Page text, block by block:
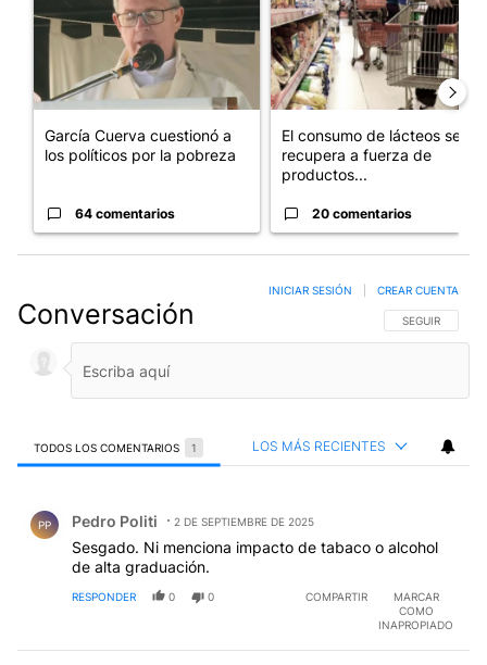
García Cuerva cuestionó a
los políticos por la pobreza
64 comentarios
El consumo de lácteos se
recupera a fuerza de
productos...
20 comentarios
Conversación SIGA ESTA
SEGUIR
INICIAR SESIÓN CREAR CUENTA
TODOS LOS COMENTARIOS 1 LOS MÁS RECIENTES
PP Pedro Politi 2 DE SEPTIEMBRE DE 2025
Sesgado. Ni menciona impacto de tabaco o alcohol
de alta graduación.
RESPONDER 0 0 COMPARTIR
MARCAR
COMO
INAPROPIADO